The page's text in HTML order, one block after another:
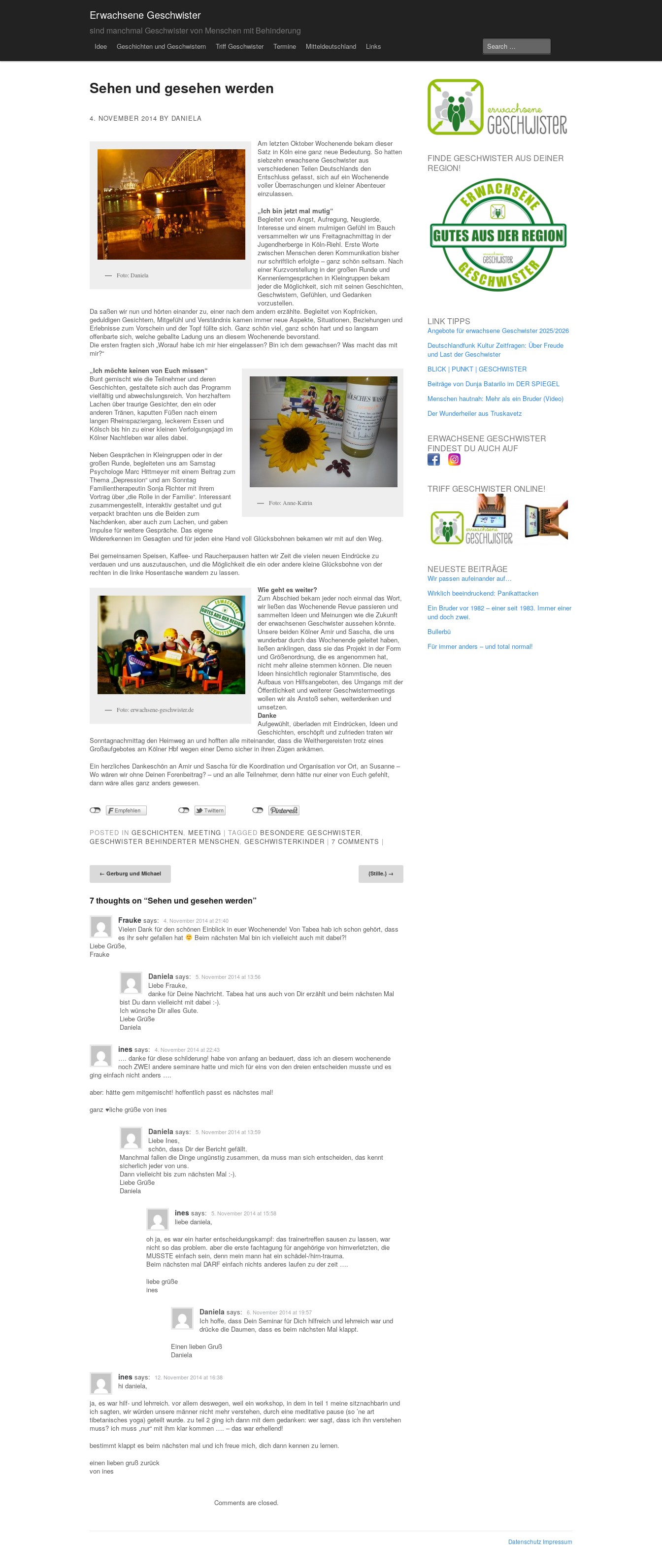
Erwachsene Geschwister
sind manchmal Geschwister von Menschen mit Behinderung
Menu
Idee Geschichten und Geschwistern Triff Geschwister Termine Mitteldeutschland Links
Sehen und gesehen werden
4. NOVEMBER 2014 BY DANIELA
Foto: Daniela
Am letzten Oktober Wochenende bekam dieser
Satz in Köln eine ganz neue Bedeutung. So hatten
siebzehn erwachsene Geschwister aus
verschiedenen Teilen Deutschlands den
Entschluss gefasst, sich auf ein Wochenende
voller Überraschungen und kleiner Abenteuer
einzulassen.
„Ich bin jetzt mal mutig“
Begleitet von Angst, Aufregung, Neugierde,
Interesse und einem mulmigen Gefühl im Bauch
versammelten wir uns Freitagnachmittag in der
Jugendherberge in Köln-Riehl. Erste Worte
zwischen Menschen deren Kommunikation bisher
nur schriftlich erfolgte – ganz schön seltsam. Nach
einer Kurzvorstellung in der großen Runde und
Kennenlerngesprächen in Kleingruppen bekam
jeder die Möglichkeit, sich mit seinen Geschichten,
Geschwistern, Gefühlen, und Gedanken
vorzustellen.
Da saßen wir nun und hörten einander zu, einer nach dem andern erzählte. Begleitet von Kopfnicken,
geduldigen Gesichtern, Mitgefühl und Verständnis kamen immer neue Aspekte, Situationen, Beziehungen und
Erlebnisse zum Vorschein und der Topf füllte sich. Ganz schön viel, ganz schön hart und so langsam
offenbarte sich, welche geballte Ladung uns an diesem Wochenende bevorstand.
Die ersten fragten sich „Worauf habe ich mir hier eingelassen? Bin ich dem gewachsen? Was macht das mit
mir?“
Foto: Anne-Katrin
„Ich möchte keinen von Euch missen“
Bunt gemischt wie die Teilnehmer und deren
Geschichten, gestaltete sich auch das Programm
vielfältig und abwechslungsreich. Von herzhaftem
Lachen über traurige Gesichter, den ein oder
anderen Tränen, kaputten Füßen nach einem
langen Rheinspaziergang, leckerem Essen und
Kölsch bis hin zu einer kleinen Verfolgungsjagd im
Kölner Nachtleben war alles dabei.
Neben Gesprächen in Kleingruppen oder in der
großen Runde, begleiteten uns am Samstag
Psychologe Marc Hittmeyer mit einem Beitrag zum
Thema „Depression“ und am Sonntag
Familientherapeutin Sonja Richter mit ihrem
Vortrag über „die Rolle in der Familie“. Interessant
zusammengestellt, interaktiv gestaltet und gut
verpackt brachten uns die Beiden zum
Nachdenken, aber auch zum Lachen, und gaben
Impulse für weitere Gespräche. Das eigene
Widererkennen im Gesagten und für jeden eine Hand voll Glücksbohnen bekamen wir mit auf den Weg.
Bei gemeinsamen Speisen, Kaffee- und Raucherpausen hatten wir Zeit die vielen neuen Eindrücke zu
verdauen und uns auszutauschen, und die Möglichkeit die ein oder andere kleine Glücksbohne von der
rechten in die linke Hosentasche wandern zu lassen.
Foto: erwachsene-geschwister.de
Wie geht es weiter?
Zum Abschied bekam jeder noch einmal das Wort,
wir ließen das Wochenende Revue passieren und
sammelten Ideen und Meinungen wie die Zukunft
der erwachsenen Geschwister aussehen könnte.
Unsere beiden Kölner Amir und Sascha, die uns
wunderbar durch das Wochenende geleitet haben,
ließen anklingen, dass sie das Projekt in der Form
und Größenordnung, die es angenommen hat,
nicht mehr alleine stemmen können. Die neuen
Ideen hinsichtlich regionaler Stammtische, des
Aufbaus von Hilfsangeboten, des Umgangs mit der
Öffentlichkeit und weiterer Geschwistermeetings
wollen wir als Anstoß sehen, weiterdenken und
umsetzen.
Danke
Aufgewühlt, überladen mit Eindrücken, Ideen und
Geschichten, erschöpft und zufrieden traten wir
Sonntagnachmittag den Heimweg an und hofften alle miteinander, dass die Weithergereisten trotz eines
Großaufgebotes am Kölner Hbf wegen einer Demo sicher in ihren Zügen ankämen.
Ein herzliches Dankeschön an Amir und Sascha für die Koordination und Organisation vor Ort, an Susanne –
Wo wären wir ohne Deinen Forenbeitrag? – und an alle Teilnehmer, denn hätte nur einer von Euch gefehlt,
dann wäre alles ganz anders gewesen.
POSTED IN GESCHICHTEN, MEETING | TAGGED BESONDERE GESCHWISTER,
GESCHWISTER BEHINDERTER MENSCHEN, GESCHWISTERKINDER | 7 COMMENTS |
Post navigation
← Gerburg und Michael {Stille.} →
7 thoughts on “Sehen und gesehen werden”
Frauke says: 4. November 2014 at 21:40
Vielen Dank für den schönen Einblick in euer Wochenende! Von Tabea hab ich schon gehört, dass
es ihr sehr gefallen hat
Beim nächsten Mal bin ich vielleicht auch mit dabei?!
Liebe Grüße,
Frauke
Daniela says: 5. November 2014 at 13:56
Liebe Frauke,
danke für Deine Nachricht. Tabea hat uns auch von Dir erzählt und beim nächsten Mal
bist Du dann vielleicht mit dabei :-).
Ich wünsche Dir alles Gute.
Liebe Grüße
Daniela
ines says: 4. November 2014 at 22:43
…. danke für diese schilderung! habe von anfang an bedauert, dass ich an diesem wochenende
noch ZWEI andere seminare hatte und mich für eins von den dreien entscheiden musste und es
ging einfach nicht anders ….
aber: hätte gern mitgemischt! hoffentlich passt es nächstes mal!
ganz ♥liche grüße von ines
Daniela says: 5. November 2014 at 13:59
Liebe Ines,
schön, dass Dir der Bericht gefällt.
Manchmal fallen die Dinge ungünstig zusammen, da muss man sich entscheiden, das kennt
sicherlich jeder von uns.
Dann vielleicht bis zum nächsten Mal :-).
Liebe Grüße
Daniela
ines says: 5. November 2014 at 15:58
liebe daniela,
oh ja, es war ein harter entscheidungskampf: das trainertreffen sausen zu lassen, war
nicht so das problem. aber die erste fachtagung für angehörige von hirnverletzten, die
MUSSTE einfach sein, denn mein mann hat ein schädel-/hirn-trauma.
Beim nächsten mal DARF einfach nichts anderes laufen zu der zeit ….
liebe grüße
ines
Daniela says: 6. November 2014 at 19:57
Ich hoffe, dass Dein Seminar für Dich hilfreich und lehrreich war und
drücke die Daumen, dass es beim nächsten Mal klappt.
Einen lieben Gruß
Daniela
ines says: 12. November 2014 at 16:38
hi daniela,
ja, es war hilf- und lehrreich. vor allem deswegen, weil ein workshop, in dem in teil 1 meine sitznachbarin und
ich sagten, wir würden unsere männer nicht mehr verstehen, durch eine meditative pause (so ’ne art
tibetanisches yoga) geteilt wurde. zu teil 2 ging ich dann mit dem gedanken: wer sagt, dass ich ihn verstehen
muss? ich muss „nur“ mit ihm klar kommen …. – das war erhellend!
bestimmt klappt es beim nächsten mal und ich freue mich, dich dann kennen zu lernen.
einen lieben gruß zurück
von ines
Comments are closed.
FINDE GESCHWISTER AUS DEINER
REGION!
LINK TIPPS
Angebote für erwachsene Geschwister 2025/2026
Deutschlandfunk Kultur Zeitfragen: Über Freude
und Last der Geschwister
BLICK | PUNKT | GESCHWISTER
Beiträge von Dunja Batarilo im DER SPIEGEL
Menschen hautnah: Mehr als ein Bruder (Video)
Der Wunderheiler aus Truskavetz
ERWACHSENE GESCHWISTER
FINDEST DU AUCH AUF
TRIFF GESCHWISTER ONLINE!
NEUESTE BEITRÄGE
Wir passen aufeinander auf…
Wirklich beeindruckend: Panikattacken
Ein Bruder vor 1982 – einer seit 1983. Immer einer
und doch zwei.
Bullerbü
Für immer anders – und total normal!
Datenschutz Impressum